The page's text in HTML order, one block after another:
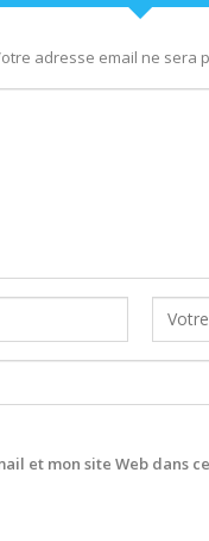
adresse email ne sera
et mon site Web dans